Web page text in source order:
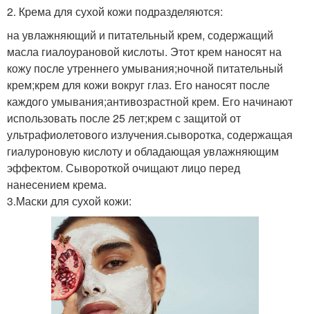
2. Крема для сухой кожи подразделяются:
на увлажняющий и питательный крем, содержащий
масла гиалоурановой кислоты. Этот крем наносят на
кожу после утреннего умывания;ночной питательный
крем;крем для кожи вокруг глаз. Его наносят после
каждого умывания;антивозрастной крем. Его начинают
использовать после 25 лет;крем с защитой от
ультрафиолетового излучения.сыворотка, содержащая
гиалуроновую кислоту и обладающая увлажняющим
эффектом. Сывороткой очищают лицо перед
нанесением крема.
3.Маски для сухой кожи: